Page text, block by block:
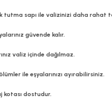
sapı ile valizinizi daha rahat
güvende kalır.
valiz içinde dağılmaz.
ile eşyalarınızı ayırabilirsiniz.
kotası dostudur.